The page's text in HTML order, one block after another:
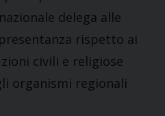
delega alle
rispetto ai
civili e religiose
organismi regionali